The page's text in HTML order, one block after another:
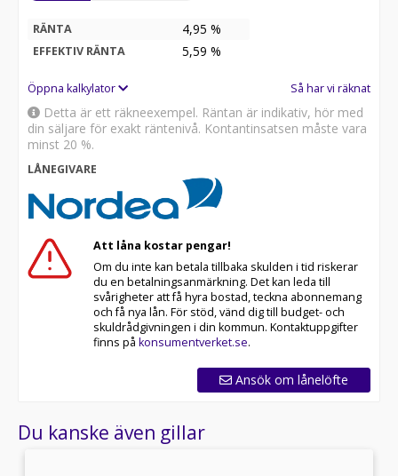
RÄNTA 4,95 %
EFFEKTIV RÄNTA 5,59 %
Öppna kalkylator Så har vi räknat
Detta är ett räkneexempel. Räntan är indikativ, hör med
din säljare för exakt räntenivå. Kontantinsatsen måste vara
minst 20 %.
LÅNEGIVARE
Att låna kostar pengar!
Om du inte kan betala tillbaka skulden i tid riskerar
du en betalningsanmärkning. Det kan leda till
svårigheter att få hyra bostad, teckna abonnemang
och få nya lån. För stöd, vänd dig till budget- och
skuldrådgivningen i din kommun. Kontaktuppgifter
finns på konsumentverket.se.
Ansök om lånelöfte
Du kanske även gillar